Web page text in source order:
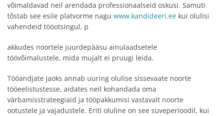
võimaldavad neil arendada professionaalseid oskusi. Samuti
tõstab see esile platvorme nagu www.kandideeri.ee kui olulisi
vahendeid tööotsingul, p
akkudes noortele juurdepääsu ainulaadsetele
töövõimalustele, mida mujalt ei pruugi leida.
Tööandjate jaoks annab uuring olulise sissevaate noorte
tööeelistustesse, aidates neil kohandada oma
värbamisstrateegiaid ja tööpakkumisi vastavalt noorte
ootustele ja vajadustele. Eriti oluline on see suveperioodil, kui